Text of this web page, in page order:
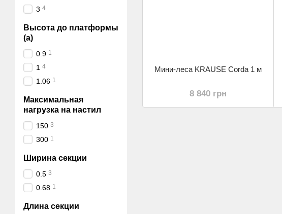
Мини-леса KRAUSE Corda 1 м
8 840 грн
3 4
Высота до платформы
(а)
0.9 1
1 4
1.06 1
Максимальная
нагрузка на настил
150 3
300 1
Ширина секции
0.5 3
0.68 1
Длина секции